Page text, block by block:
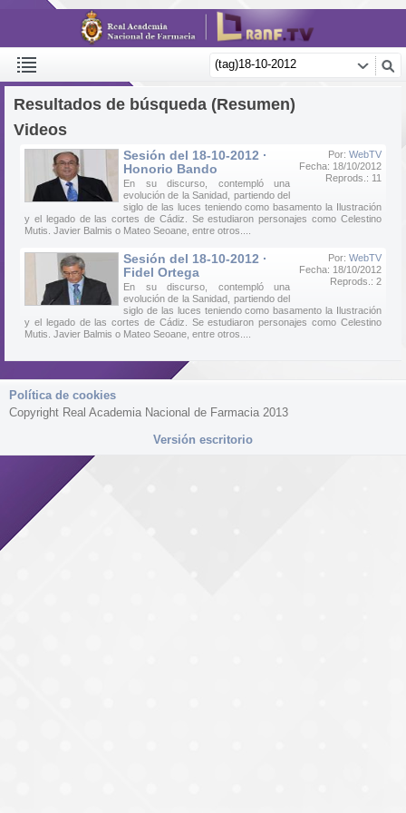
Resultados de búsqueda (Resumen)
Videos
Por: WebTV
Fecha: 18/10/2012
Reprods.: 11
Sesión del 18-10-2012 ·
Honorio Bando
En su discurso, contempló una
evolución de la Sanidad, partiendo del
siglo de las luces teniendo como basamento la Ilustración
y el legado de las cortes de Cádiz. Se estudiaron personajes como Celestino
Mutis. Javier Balmis o Mateo Seoane, entre otros....
Por: WebTV
Fecha: 18/10/2012
Reprods.: 2
Sesión del 18-10-2012 ·
Fidel Ortega
En su discurso, contempló una
evolución de la Sanidad, partiendo del
siglo de las luces teniendo como basamento la Ilustración
y el legado de las cortes de Cádiz. Se estudiaron personajes como Celestino
Mutis. Javier Balmis o Mateo Seoane, entre otros....
Política de cookies
Copyright Real Academia Nacional de Farmacia 2013
Versión escritorio